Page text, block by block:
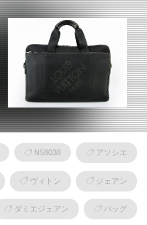
N58038 アソシエ
ヴィトン ジェアン
ダミエジェアン バッグ